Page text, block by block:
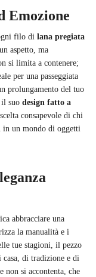
Emozione
filo di lana pregiata
aspetto, ma
si limita a contenere;
per una passeggiata
prolungamento del tuo
il suo design fatto a
consapevole di chi
in un mondo di oggetti
abbracciare una
la manualità e i
tue stagioni, il pezzo
casa, di tradizione e di
non si accontenta, che